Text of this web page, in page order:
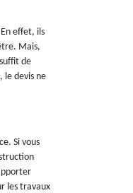
effet, ils
Mais,
de
le devis ne
Si vous
les travaux